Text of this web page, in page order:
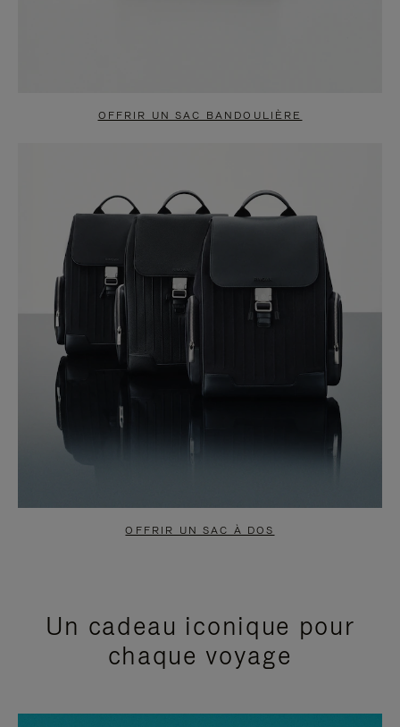
OFFRIR UN SAC BANDOULIÈRE
OFFRIR UN SAC À DOS
Un cadeau iconique pour
chaque voyage